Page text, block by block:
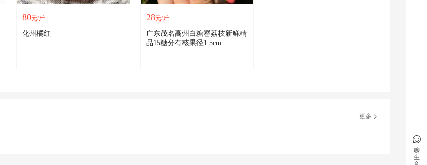
80元/斤
化州橘红
28元/斤
广东茂名高州白糖罂荔枝新鲜精
品15糖分有核果径1 5cm
更多
聊
生